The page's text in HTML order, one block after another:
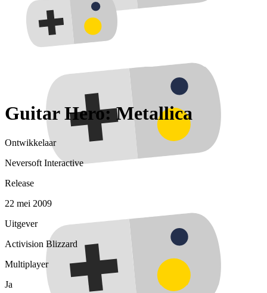
Guitar Hero: Metallica
Ontwikkelaar
Neversoft Interactive
Release
22 mei 2009
Uitgever
Activision Blizzard
Multiplayer
Ja